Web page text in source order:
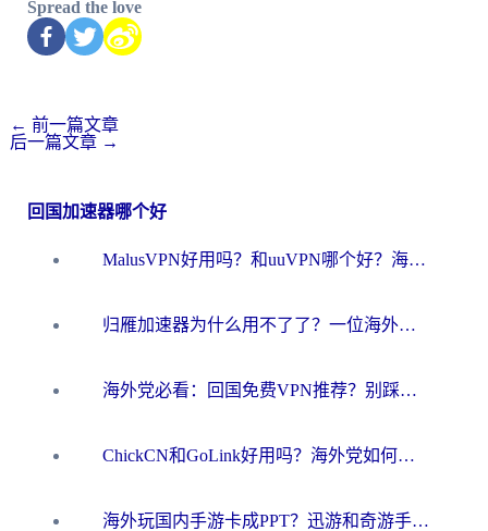
Spread the love
← 前一篇文章
后一篇文章 →
回国加速器哪个好
MalusVPN好用吗？和uuVPN哪个好？海外党无缝访问国内资源的真实对比与选择指南
归雁加速器为什么用不了了？一位海外游子的真实困惑与技术解答
海外党必看：回国免费VPN推荐？别踩坑！教你选对加速器无缝刷国内资源
ChickCN和GoLink好用吗？海外党如何选对回国加速器
海外玩国内手游卡成PPT？迅游和奇游手游哪个好？一篇讲透回国加速器怎么选